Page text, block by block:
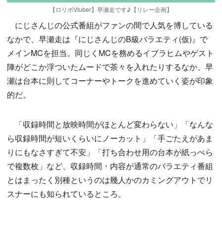
【ロリボVtuber】早瀬走です♪【リレー企画】
にじさんじの公式番組がファンの間で人気を博している
なかで、早瀬走は『にじさんじのB級バラエティ(仮)』で
メインMCを担当。同じくMCを務めるイブラヒムやゲスト
陣がどこか浮ついたムードで茶々を入れたりするなか、早
瀬は台本に則してコーナーやトークを進めていく姿が印象
的だ。
「収録時間と放映時間がほとんど変わらない」「なんな
ら収録時間が短いくらいにノーカット」「手ごたえがあま
りにもなさすぎて不安」「打ち合わせ用の台本が紙っぺら
で複数枚」など、収録時間・内容が通常のバラエティ番組
とはまったく別種というのは幾人かのカミングアウトでリ
スナーにも知られているところ。